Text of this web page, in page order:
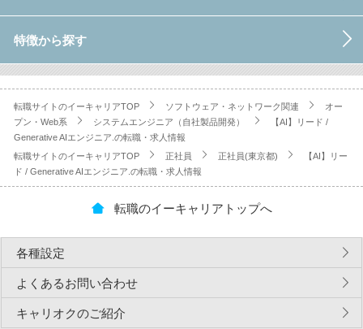
特徴から探す
転職サイトのイーキャリアTOP ソフトウェア・ネットワーク関連
オー
プン・Web系
システムエンジニア（自社製品開発）
【AI】リード /
Generative AIエンジニア.の転職・求人情報
転職サイトのイーキャリアTOP
正社員 正社員(東京都)
【AI】リー
ド / Generative AIエンジニア.の転職・求人情報
転職のイーキャリアトップへ
各種設定
よくあるお問い合わせ
キャリオクのご紹介